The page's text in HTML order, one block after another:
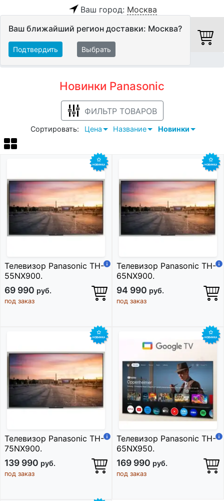
Ваш город: Москва
Ваш ближайший регион доставки: Москва?
Подтвердить Выбрать
Новинки Panasonic
ФИЛЬТР ТОВАРОВ
Сортировать: Цена Название Новинки
Телевизор Panasonic TH-
55NX900.
69 990 руб.
под заказ
Телевизор Panasonic TH-
65NX900.
94 990 руб.
под заказ
Телевизор Panasonic TH-
75NX900.
139 990 руб.
под заказ
Телевизор Panasonic TH-
65NX950.
169 990 руб.
под заказ